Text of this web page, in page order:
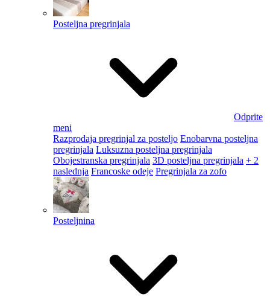
Posteljna pregrinjala
Odprite
meni
Razprodaja pregrinjal za posteljo Enobarvna posteljna
pregrinjala Luksuzna posteljna pregrinjala
Obojestranska pregrinjala 3D posteljna pregrinjala + 2
naslednja Francoske odeje Pregrinjala za zofo
Posteljnina